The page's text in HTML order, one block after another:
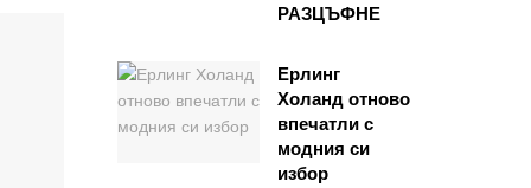
РАЗЦЪФНЕ
Ерлинг
Холанд отново
впечатли с
модния си
избор